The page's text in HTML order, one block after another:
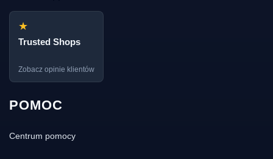
★
Trusted Shops
Zobacz opinie klientów
POMOC
Centrum pomocy